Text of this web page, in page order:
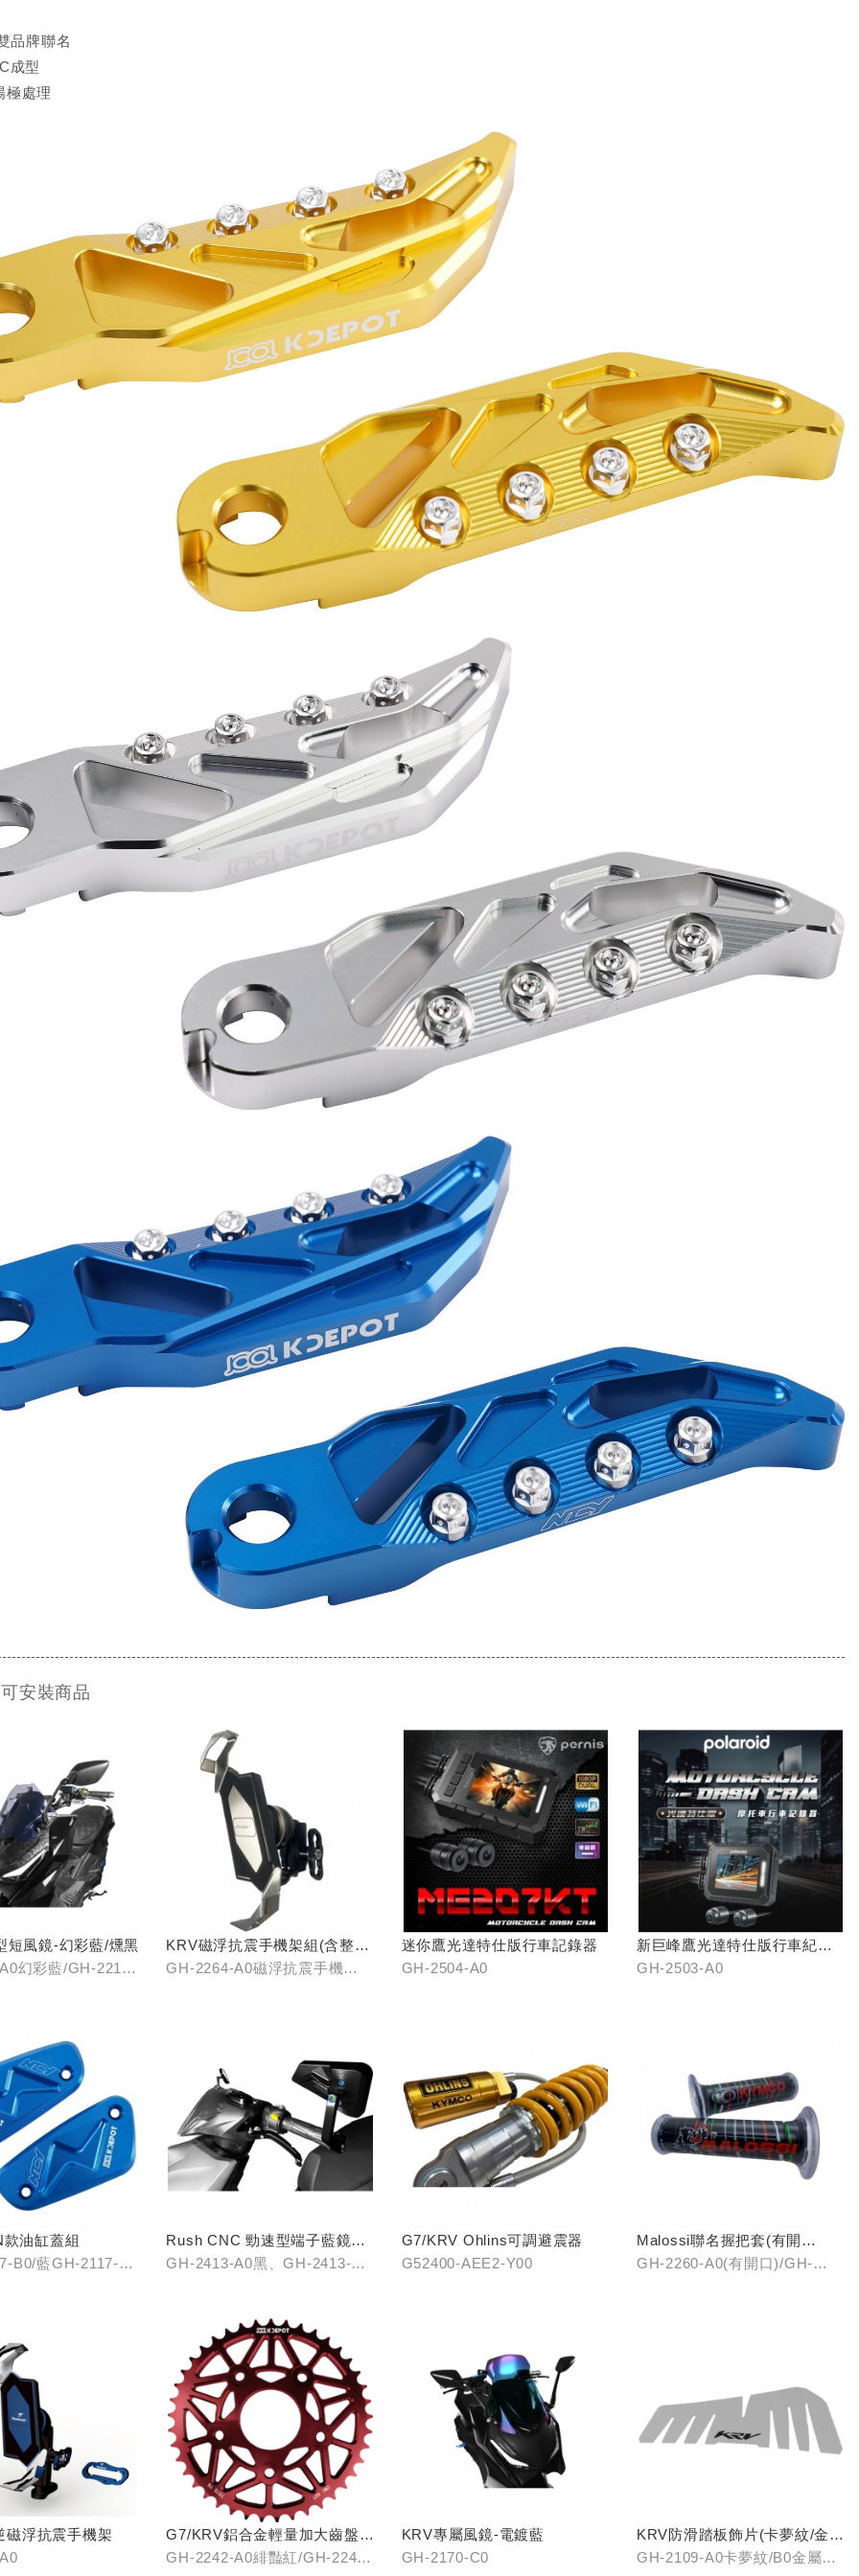
品牌聯名
成型
極處理
安裝商品
短風鏡-幻彩藍/燻黑
幻彩藍/GH-2217-
KRV磁浮抗震手機架組(含整合
支架)
GH-2264-A0磁浮抗震手機
迷你鷹光達特仕版行車記錄器
GH-2504-A0
新巨峰鷹光達特仕版行車紀錄
器
GH-2503-A0
油缸蓋組
B0/藍GH-2117-
Rush CNC 勁速型端子藍鏡
(黑/銀/鈦)
GH-2413-A0黑、GH-2413-B0
G7/KRV Ohlins可調避震器
G52400-AEE2-Y00
Malossi聯名握把套(有開
口)/(無開口)
GH-2260-A0(有開口)/GH-
磁浮抗震手機架
G7/KRV鋁合金輕量加大齒盤
40T
GH-2242-A0緋豔紅/GH-2242-
KRV專屬風鏡-電鍍藍
GH-2170-C0
KRV防滑踏板飾片(卡夢紋/金屬
髮絲)
GH-2109-A0卡夢紋/B0金屬髮